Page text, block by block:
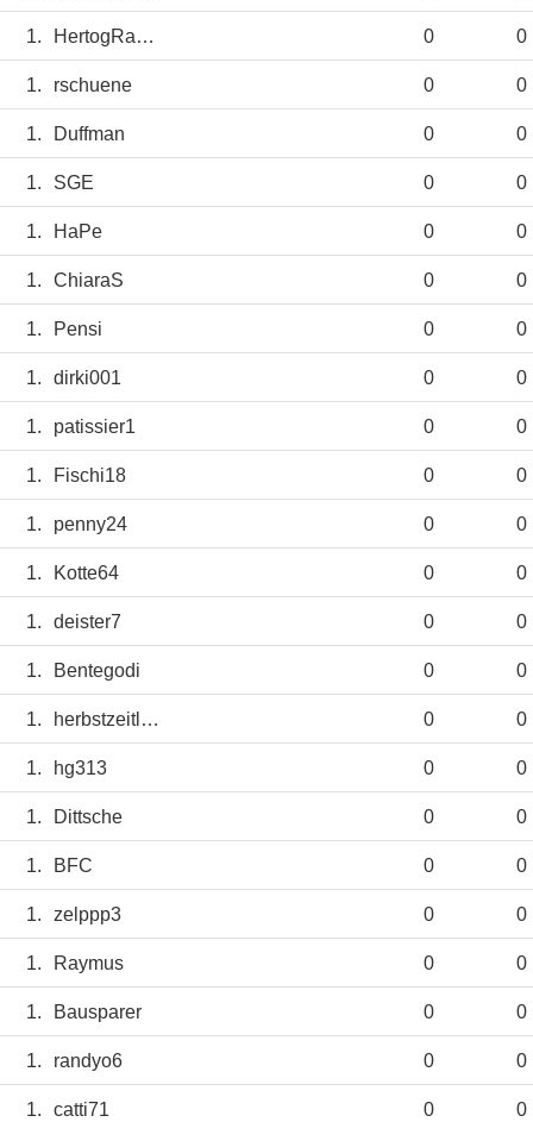
1. HertogRangers 0 0
1. rschuene 0 0
1. Duffman 0 0
1. SGE 0 0
1. HaPe 0 0
1. ChiaraS 0 0
1. Pensi 0 0
1. dirki001 0 0
1. patissier1 0 0
1. Fischi18 0 0
1. penny24 0 0
1. Kotte64 0 0
1. deister7 0 0
1. Bentegodi 0 0
1. herbstzeitlose4 0 0
1. hg313 0 0
1. Dittsche 0 0
1. BFC 0 0
1. zelppp3 0 0
1. Raymus 0 0
1. Bausparer 0 0
1. randyo6 0 0
1. catti71 0 0